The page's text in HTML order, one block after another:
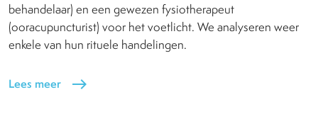
behandelaar) en een gewezen fysiotherapeut
(ooracupuncturist) voor het voetlicht. We analyseren weer
enkele van hun rituele handelingen.
Lees meer east